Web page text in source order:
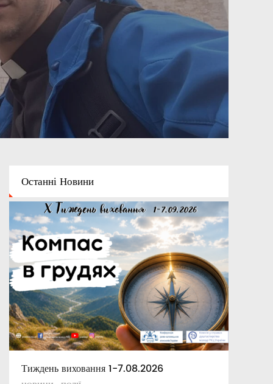
ОстанніНовини
Тиждень виховання 1-7.08.2026
Освітній капелан
Апостольські повчання